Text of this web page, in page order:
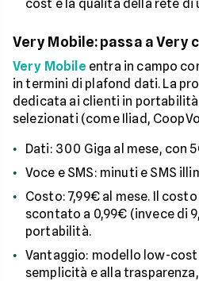
cost e la qualità della rete
Very Mobile: passa a Very
Very Mobile entra in campo
in termini di plafond dati. La
dedicata ai clienti in
selezionati (come Iliad,
Dati: 300 Giga al mese, con
Voce e SMS: minuti e SMS
Costo: 7,99€ al mese. Il
scontato a 0,99€ (invece di
portabilità.
Vantaggio: modello low-
semplicità e alla